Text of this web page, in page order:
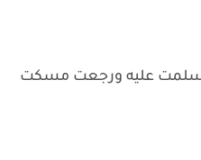
سلمت عليه ورجعت مسكت